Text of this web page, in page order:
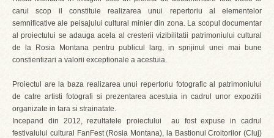
carui scop il constituie realizarea unui repertoriu al elementelor
semnificative ale peisajului cultural minier din zona. La scopul documentar
al proiectului se adauga acela al cresterii vizibilitatii patrimoniului cultural
de la Rosia Montana pentru publicul larg, in sprijinul unei mai bune
constientizari a valorii exceptionale a acestuia.
Proiectul are la baza realizarea unui repertoriu fotografic al patrimoniului
de catre artisti fotografi si prezentarea acestuia in cadrul unor expozitii
organizate in tara si strainatate.
Incepand din 2012, rezultatele proiectului au fost expuse in cadrul
festivalului cultural FanFest (Rosia Montana), la Bastionul Croitorilor (Cluj)